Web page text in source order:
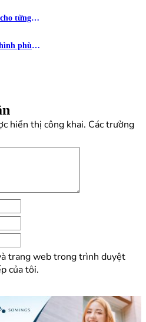
từng
phù
hiển thị công khai. Các trường
trang web trong trình duyệt
của tôi.